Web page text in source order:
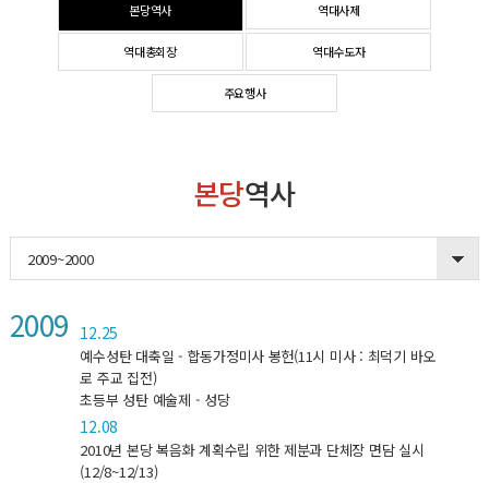
본당역사 역대사제
역대총회장 역대수도자
주요행사
본당역사
2009~2000
2009 12.25
예수성탄 대축일 - 합동가정미사 봉헌(11시 미사 : 최덕기 바오
로 주교 집전)
초등부 성탄 예술제 - 성당
12.08
2010년 본당 복음화 계획수립 위한 제분과 단체장 면담 실시
(12/8~12/13)